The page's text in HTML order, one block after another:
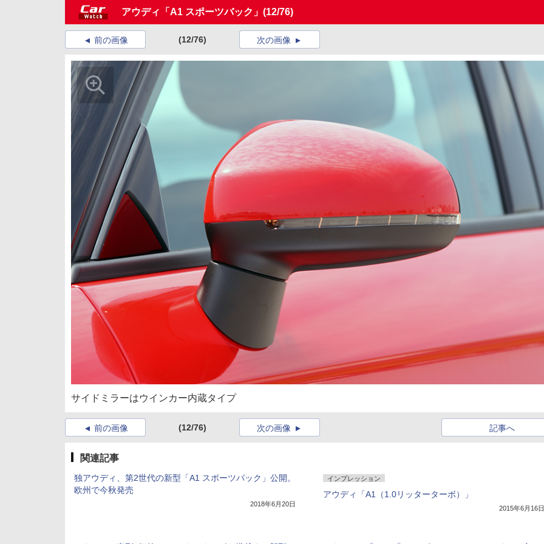
アウディ「A1 スポーツバック」 (12/76)
前の画像 (12/76) 次の画像
サイドミラーはウインカー内蔵タイプ
前の画像 (12/76) 記事へ
次の画像
関連記事
独アウディ、第2世代の新型「A1 スポーツバック」公開。
欧州で今秋発売
2018年6月20日
インプレッション
アウディ「A1（1.0リッターターボ）」
2015年6月16日